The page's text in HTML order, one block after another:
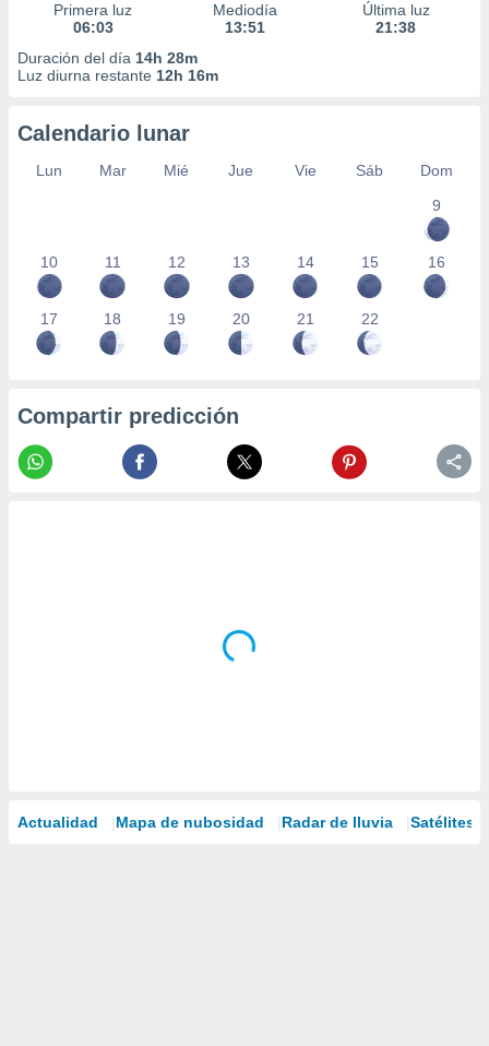
Primera luz
06:03
Mediodía
13:51
Última luz
21:38
Duración del día 14h 28m
Luz diurna restante 12h 16m
Calendario lunar
Lun Mar Mié Jue Vie Sáb
Dom
9
10 11 12 13 14 15 16
17 18 19 20 21 22
Compartir predicción
Actualidad Mapa de nubosidad Radar de lluvia Satélites